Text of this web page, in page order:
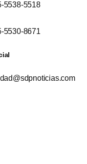
5538-5518
5530-8671